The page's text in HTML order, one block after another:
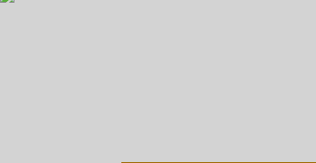
Destaques